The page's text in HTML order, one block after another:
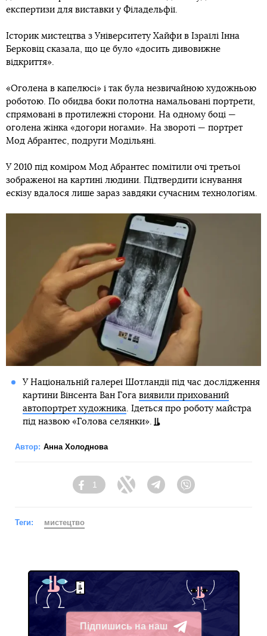
експертизи для виставки у Філадельфії.
Історик мистецтва з Університету Хайфи в Ізраїлі Інна
Берковіц сказала, що це було «досить дивовижне
відкриття».
«Оголена в капелюсі» і так була незвичайною художньою
роботою. По обидва боки полотна намальовані портрети,
спрямовані в протилежні сторони. На одному боці —
оголена жінка «догори ногами». На звороті — портрет
Мод Абрантес, подруги Модільяні.
У 2010 під коміром Мод Абрантес помітили очі третьої
зображеної на картині людини. Підтвердити існування
ескізу вдалося лише зараз завдяки сучасним технологіям.
У Національній галереї Шотландії під час дослідження
картини Вінсента Ван Гога виявили прихований
автопортрет художника . Ідеться про роботу майстра
під назвою «Голова селянки».
Автор: Анна Холоднова
Facebook
1
Twitter TelegramViber
Теги: мистецтво
Підпишись на наш
Telegram